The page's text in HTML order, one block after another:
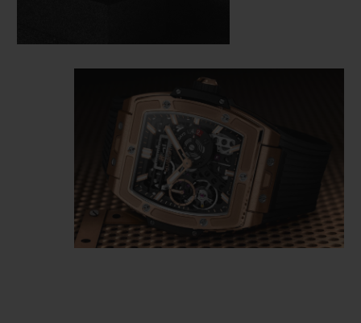
retravaillé pour ce modèle, épousant les
contours de sa forme tonneau.